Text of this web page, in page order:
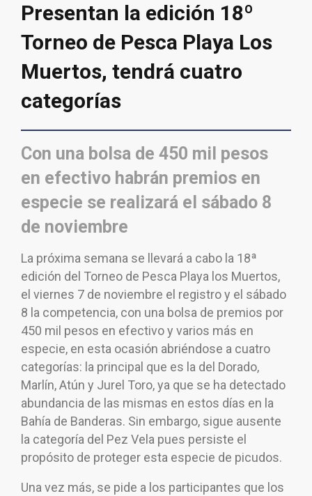
Presentan la edición 18º
Torneo de Pesca Playa Los
Muertos, tendrá cuatro
categorías
Con una bolsa de 450 mil pesos
en efectivo habrán premios en
especie se realizará el sábado 8
de noviembre
La próxima semana se llevará a cabo la 18ª
edición del Torneo de Pesca Playa los Muertos,
el viernes 7 de noviembre el registro y el sábado
8 la competencia, con una bolsa de premios por
450 mil pesos en efectivo y varios más en
especie, en esta ocasión abriéndose a cuatro
categorías: la principal que es la del Dorado,
Marlín, Atún y Jurel Toro, ya que se ha detectado
abundancia de las mismas en estos días en la
Bahía de Banderas. Sin embargo, sigue ausente
la categoría del Pez Vela pues persiste el
propósito de proteger esta especie de picudos.
Una vez más, se pide a los participantes que los